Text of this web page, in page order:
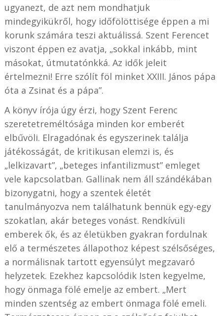
ugyanezt, de azt nem mondhatjuk
mindegyikükről, hogy időfölöttisége éppen a mi
korunk számára teszi aktuálissá. Szent Ferencet
viszont éppen ez avatja, „sokkal inkább, mint
másokat, útmutatónkká. Az idők jeleit
értelmezni! Erre szólít föl minket XXIII. János pápa
óta a Zsinat és a pápa”.
A könyv írója úgy érzi, hogy Szent Ferenc
szeretetreméltósága minden kor emberét
elbűvöli. Elragadónak és egyszerinek találja
játékosságát, de kritikusan elemzi is, és
„lelkizavart”, „beteges infantilizmust” emleget
vele kapcsolatban. Gallinak nem áll szándékában
bizonygatni, hogy a szentek életét
tanulmányozva nem találhatunk bennük egy-egy
szokatlan, akár beteges vonást. Rendkívüli
emberek ők, és az életükben gyakran fordulnak
elő a természetes állapothoz képest szélsőséges,
a normálisnak tartott egyensúlyt megzavaró
helyzetek. Ezekhez kapcsolódik Isten kegyelme,
hogy önmaga fölé emelje az embert. „Mert
minden szentség az embert önmaga fölé emeli.